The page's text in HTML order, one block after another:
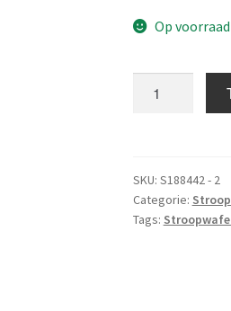
Op voorraad
snijmes
SKU: S188442 - 2
Categorie:
Tags: